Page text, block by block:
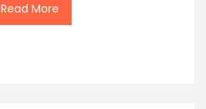
Read More